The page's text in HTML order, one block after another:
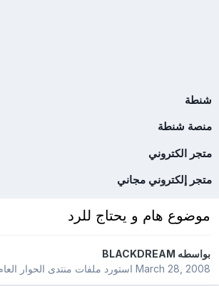
شنطة
منصة شنطة
متجر الكتروني
متجر إلكتروني مجاني
موضوع هام و يحتاج للرد
بواسطهBLACKDREAM
March 28, 2008استورد ملفات منتدى الحوار العام